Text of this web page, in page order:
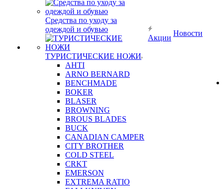
Средства по уходу за
одеждой и обувью
ТУРИСТИЧЕСКИЕ НОЖИ
AHTI
ARNO BERNARD
BENCHMADE
BOKER
BLASER
BROWNING
BROUS BLADES
BUCK
CANADIAN CAMPER
CITY BROTHER
COLD STEEL
CRKT
EMERSON
EXTREMA RATIO
Акции
Новости